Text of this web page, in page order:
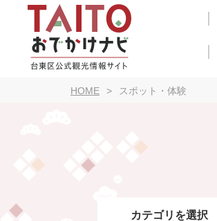
HOME スポット・体験
カテゴリを選択